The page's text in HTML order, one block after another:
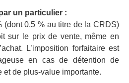
un particulier :
(dont 0,5 % au titre de la CRDS)
sur le prix de vente, même en
L’imposition forfaitaire est
en cas de détention de
et de plus-value importante.